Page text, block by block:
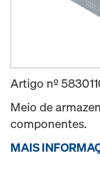
Artigo nº
Meio de
componentes.
MAIS